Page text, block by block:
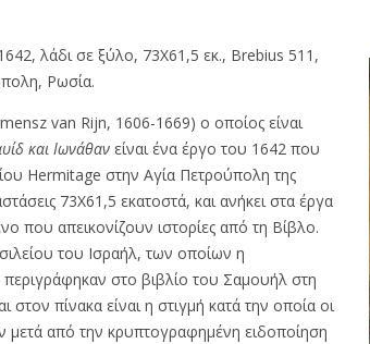
λάδι σε ξύλο, 73Χ61,5 εκ., Brebius 511,
Ρωσία.
van Rijn, 1606-1669) ο οποίος είναι
και Ιωνάθανείναι ένα έργο του 1642 που
Hermitage στην Αγία Πετρούπολη της
73Χ61,5 εκατοστά, και ανήκει στα έργα
που απεικονίζουν ιστορίες από τη Βίβλο.
του Ισραήλ, των οποίων η
στο βιβλίο του Σαμουήλ στη
στον πίνακα είναι η στιγμή κατά την οποία οι
μετά από την κρυπτογραφημένη ειδοποίηση